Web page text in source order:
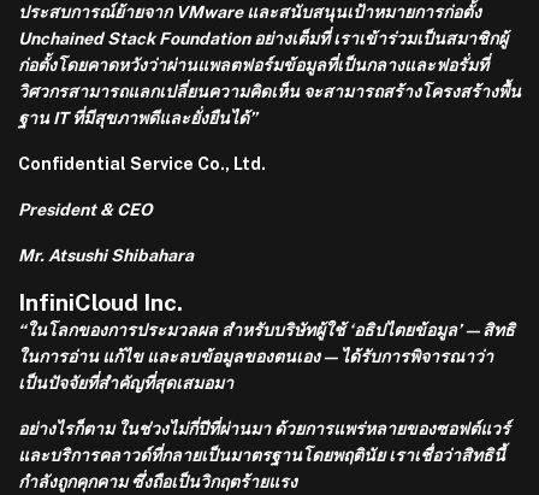
ประสบการณ์ย้ายจาก VMware และสนับสนุนเป้าหมายการก่อตั้ง
Unchained Stack Foundation อย่างเต็มที่ เราเข้าร่วมเป็นสมาชิกผู้
ก่อตั้งโดยคาดหวังว่าผ่านแพลตฟอร์มข้อมูลที่เป็นกลางและฟอรั่มที่
วิศวกรสามารถแลกเปลี่ยนความคิดเห็น จะสามารถสร้างโครงสร้างพื้น
ฐาน IT ที่มีสุขภาพดีและยั่งยืนได้”
Confidential Service Co., Ltd.
President & CEO
Mr. Atsushi Shibahara
InfiniCloud Inc.
“ในโลกของการประมวลผล สำหรับบริษัทผู้ใช้ ‘อธิปไตยข้อมูล’ — สิทธิ
ในการอ่าน แก้ไข และลบข้อมูลของตนเอง — ได้รับการพิจารณาว่า
เป็นปัจจัยที่สำคัญที่สุดเสมอมา
อย่างไรก็ตาม ในช่วงไม่กี่ปีที่ผ่านมา ด้วยการแพร่หลายของซอฟต์แวร์
และบริการคลาวด์ที่กลายเป็นมาตรฐานโดยพฤตินัย เราเชื่อว่าสิทธินี้
กำลังถูกคุกคาม ซึ่งถือเป็นวิกฤตร้ายแรง